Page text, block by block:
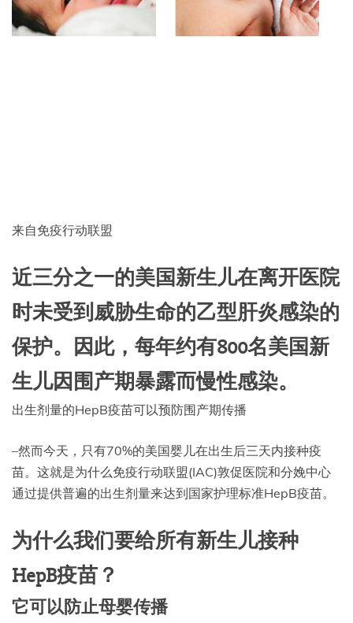
来自免疫行动联盟
近三分之一的美国新生儿在离开医院
时未受到威胁生命的乙型肝炎感染的
保护。因此，每年约有800名美国新
生儿因围产期暴露而慢性感染。
出生剂量的HepB疫苗可以预防围产期传播
–然而今天，只有70%的美国婴儿在出生后三天内接种疫
苗。这就是为什么免疫行动联盟(IAC)敦促医院和分娩中心
通过提供普遍的出生剂量来达到国家护理标准HepB疫苗。
为什么我们要给所有新生儿接种
HepB疫苗？
它可以防止母婴传播